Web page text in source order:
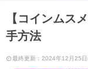
【コインムス
手方法
最終更新：2024年12月25